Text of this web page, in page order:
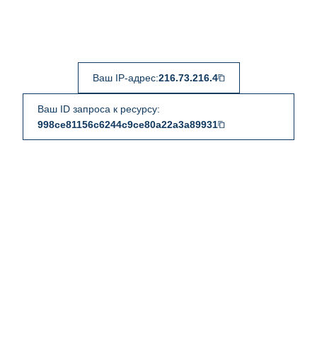
Ваш IP-адрес:216.73.216.4
Ваш ID запроса к ресурсу:
998ce81156c6244c9ce80a22a3a89931